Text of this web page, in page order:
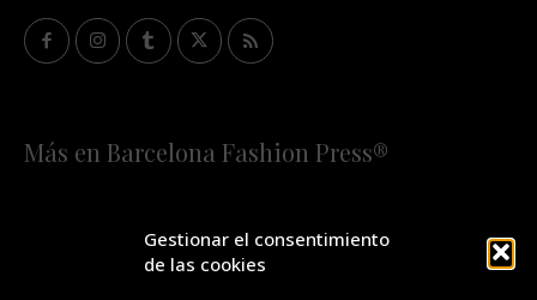
Gestionar el consentimiento
de las cookies
Más en Barcelona Fashion Press®
¡SUSCRÍBETE A NUESTRA FASHION NEWS!